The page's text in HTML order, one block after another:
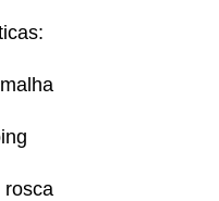
rosca